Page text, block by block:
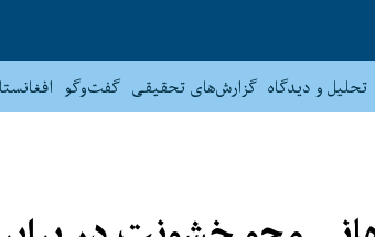
تحلیل و دیدگاه گزارش‌های تحقیقی گفت‌وگو